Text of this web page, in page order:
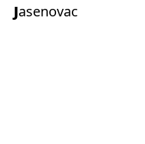
Jasenovac